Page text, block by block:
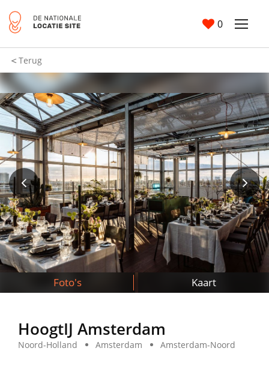
0
Terug
Foto's Kaart
HoogtIJ Amsterdam
Noord-Holland Amsterdam Amsterdam-Noord